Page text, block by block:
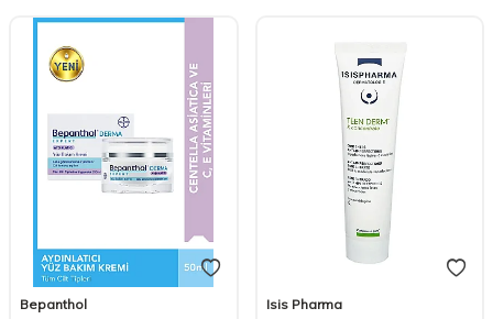
Bepanthol
Isis Pharma